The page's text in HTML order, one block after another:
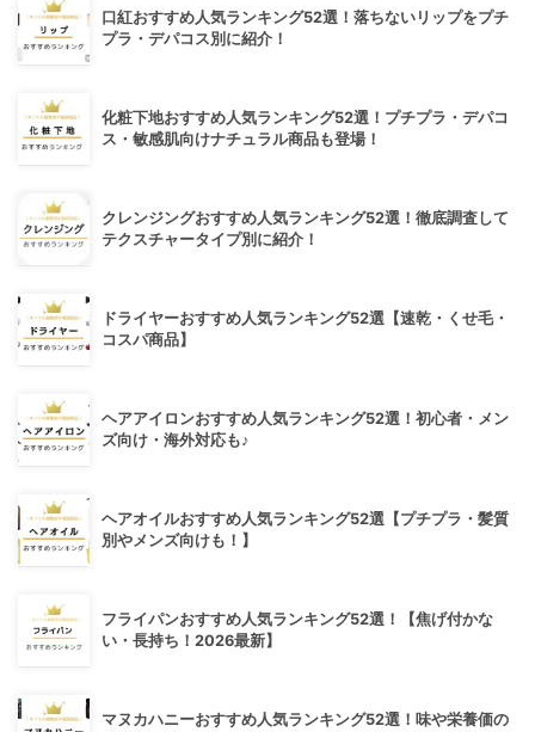
口紅おすすめ人気ランキング52選！落ちないリップをプチ
プラ・デパコス別に紹介！
化粧下地おすすめ人気ランキング52選！プチプラ・デパコ
ス・敏感肌向けナチュラル商品も登場！
クレンジングおすすめ人気ランキング52選！徹底調査して
テクスチャータイプ別に紹介！
ドライヤーおすすめ人気ランキング52選【速乾・くせ毛・
コスパ商品】
ヘアアイロンおすすめ人気ランキング52選！初心者・メン
ズ向け・海外対応も♪
ヘアオイルおすすめ人気ランキング52選【プチプラ・髪質
別やメンズ向けも！】
フライパンおすすめ人気ランキング52選！【焦げ付かな
い・長持ち！2026最新】
マヌカハニーおすすめ人気ランキング52選！味や栄養価の